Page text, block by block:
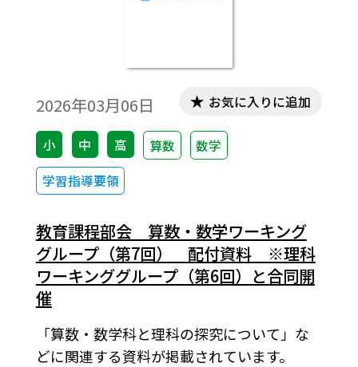
2026年03月06日
小 中 高 算数
数学
学習指導要領
お気に入りに追加
教育課程部会 算数・数学ワーキング
グループ（第7回） 配付資料 ※理科
ワーキンググループ（第6回）と合同開
催
「算数・数学科と理科の探究について」な
どに関連する資料が掲載されています。